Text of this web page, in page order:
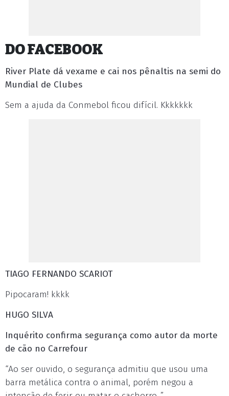
DO FACEBOOK
River Plate dá vexame e cai nos pênaltis na semi do
Mundial de Clubes
Sem a ajuda da Conmebol ficou difícil. Kkkkkkk
TIAGO FERNANDO SCARIOT
Pipocaram! kkkk
HUGO SILVA
Inquérito confirma segurança como autor da morte
de cão no Carrefour
“Ao ser ouvido, o segurança admitiu que usou uma
barra metálica contra o animal, porém negou a